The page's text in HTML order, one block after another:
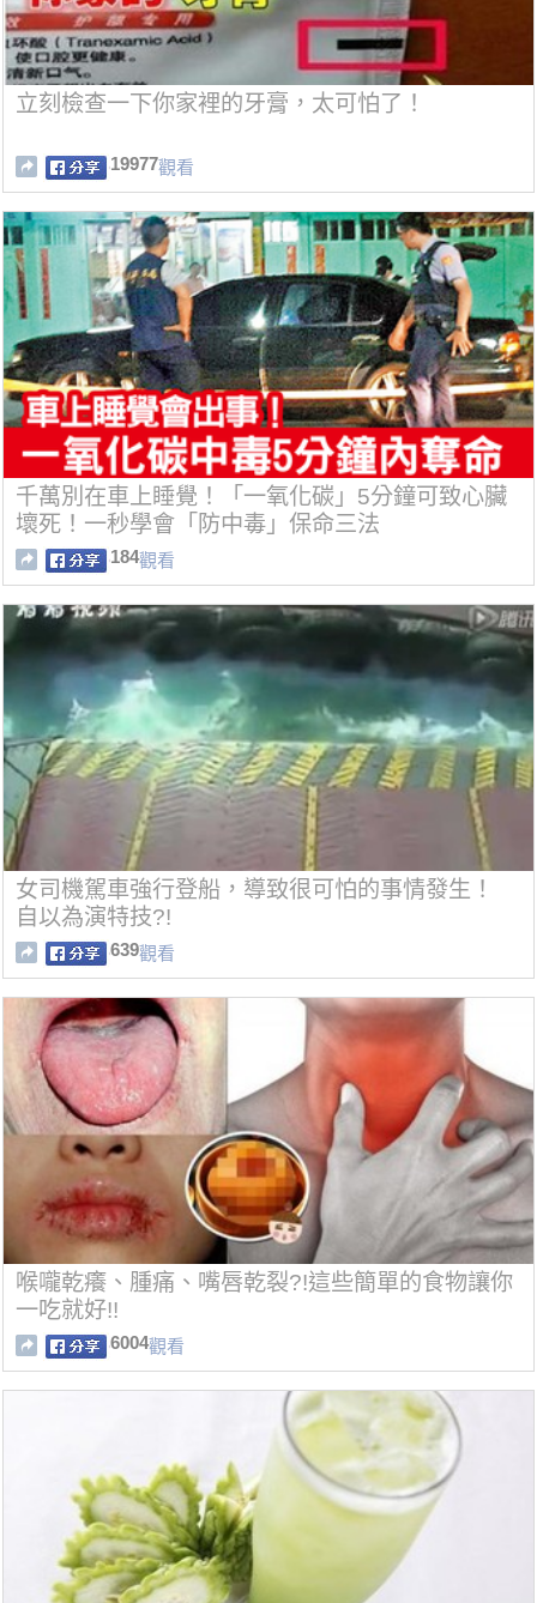
立刻檢查一下你家裡的牙膏，太可怕了！
19977觀看
千萬別在車上睡覺！「一氧化碳」5分鐘可致心臟
壞死！一秒學會「防中毒」保命三法
184觀看
女司機駕車強行登船，導致很可怕的事情發生！
自以為演特技?!
639觀看
喉嚨乾癢、腫痛、嘴唇乾裂?!這些簡單的食物讓你
一吃就好!!
6004觀看